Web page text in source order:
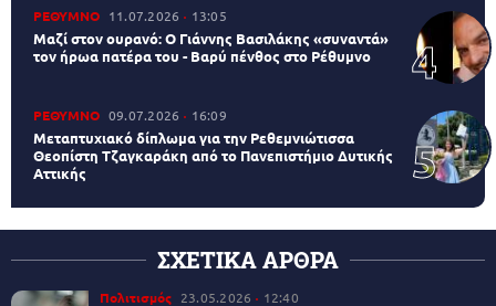
ΡΕΘΥΜΝΟ 11.07.2026 13:05
Μαζί στον ουρανό: Ο Γιάννης Βασιλάκης «συναντά»
τον ήρωα πατέρα του - Βαρύ πένθος στο Ρέθυμνο
ΡΕΘΥΜΝΟ 09.07.2026 16:09
Μεταπτυχιακό δίπλωμα για την Ρεθεμνιώτισσα
Θεοπίστη Τζαγκαράκη από το Πανεπιστήμιο Δυτικής
Αττικής
ΣΧΕΤΙΚΑ ΑΡΘΡΑ
Πολιτισμός 23.05.2026 12:40